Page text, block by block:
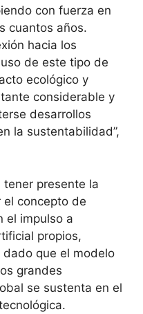
con fuerza en
cuantos años.
hacia los
de este tipo de
ecológico y
considerable y
desarrollos
la sustentabilidad”,
tener presente la
concepto de
el impulso a
propios,
que el modelo
grandes
se sustenta en el